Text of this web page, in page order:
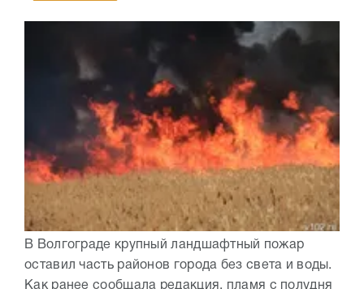
В Волгограде крупный ландшафтный пожар
оставил часть районов города без света и воды.
Как ранее сообщала редакция, пламя с полудня